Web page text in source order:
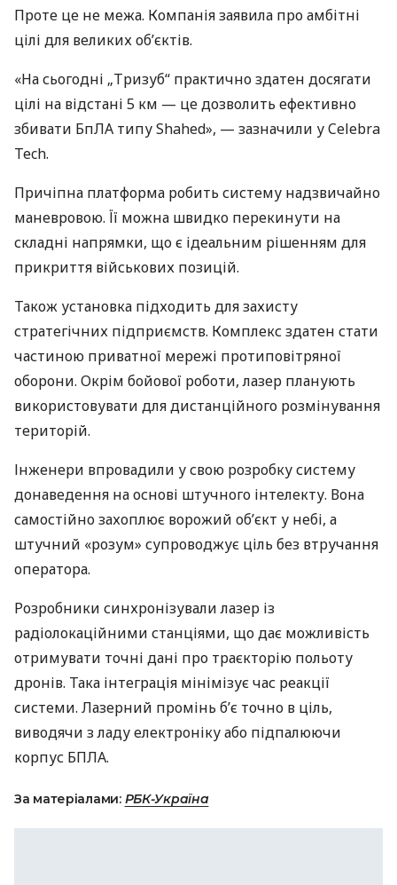
Проте це не межа. Компанія заявила про амбітні
цілі для великих об’єктів.
«На сьогодні „Тризуб“ практично здатен досягати
цілі на відстані 5 км — це дозволить ефективно
збивати БпЛА типу Shahed», — зазначили у Celebra
Tech.
Причіпна платформа робить систему надзвичайно
маневровою. Її можна швидко перекинути на
складні напрямки, що є ідеальним рішенням для
прикриття військових позицій.
Також установка підходить для захисту
стратегічних підприємств. Комплекс здатен стати
частиною приватної мережі протиповітряної
оборони. Окрім бойової роботи, лазер планують
використовувати для дистанційного розмінування
територій.
Інженери впровадили у свою розробку систему
донаведення на основі штучного інтелекту. Вона
самостійно захоплює ворожий об’єкт у небі, а
штучний «розум» супроводжує ціль без втручання
оператора.
Розробники синхронізували лазер із
радіолокаційними станціями, що дає можливість
отримувати точні дані про траєкторію польоту
дронів. Така інтеграція мінімізує час реакції
системи. Лазерний промінь б’є точно в ціль,
виводячи з ладу електроніку або підпалюючи
корпус БПЛА.
За матеріалами: РБК-Україна